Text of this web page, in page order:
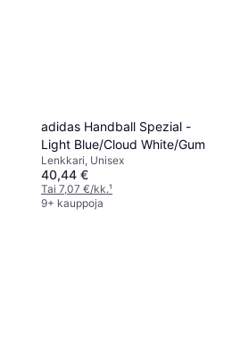
adidas Handball Spezial -
Light Blue/Cloud White/Gum
Lenkkari, Unisex
40,44 €
Tai 7,07 €/kk.¹
9+ kauppoja